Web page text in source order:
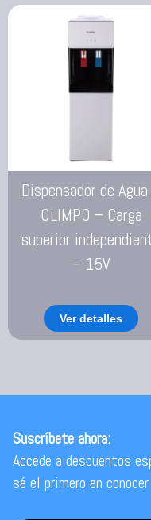
Dispensador de
OLIMPO – Carga
superior
– 15V
Ver detalles
Suscríbete ahora:
Accede a descuentos
sé el primero en